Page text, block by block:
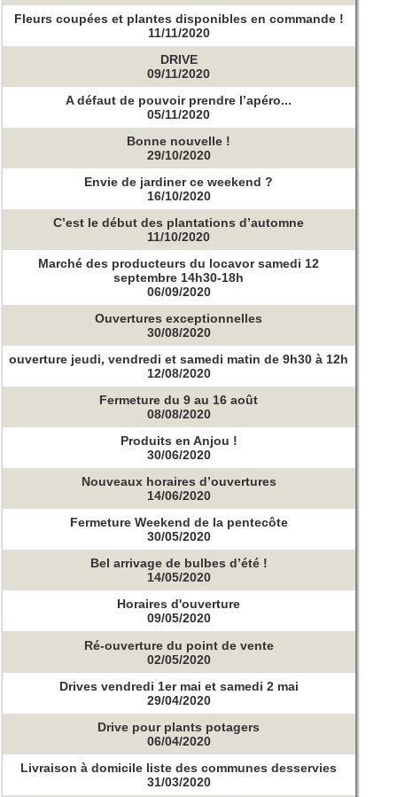
Fleurs coupées et plantes disponibles en commande !
11/11/2020
DRIVE
09/11/2020
A défaut de pouvoir prendre l’apéro...
05/11/2020
Bonne nouvelle !
29/10/2020
Envie de jardiner ce weekend ?
16/10/2020
C’est le début des plantations d’automne
11/10/2020
Marché des producteurs du locavor samedi 12
septembre 14h30-18h
06/09/2020
Ouvertures exceptionnelles
30/08/2020
ouverture jeudi, vendredi et samedi matin de 9h30 à 12h
12/08/2020
Fermeture du 9 au 16 août
08/08/2020
Produits en Anjou !
30/06/2020
Nouveaux horaires d’ouvertures
14/06/2020
Fermeture Weekend de la pentecôte
30/05/2020
Bel arrivage de bulbes d’été !
14/05/2020
Horaires d'ouverture
09/05/2020
Ré-ouverture du point de vente
02/05/2020
Drives vendredi 1er mai et samedi 2 mai
29/04/2020
Drive pour plants potagers
06/04/2020
Livraison à domicile liste des communes desservies
31/03/2020